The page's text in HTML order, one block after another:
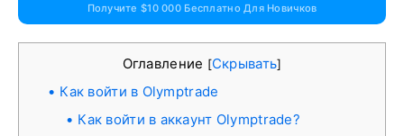
Получите $10 000 Бесплатно Для Новичков
Оглавление [Скрывать]
Как войти в Olymptrade
Как войти в аккаунт Olymptrade?